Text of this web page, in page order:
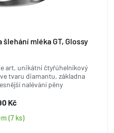
šlehání mléka GT, Glossy
art, unikátní čtyřúhelníkový
tvaru diamantu, základna
nalévání pěny
Kč
(7 ks)